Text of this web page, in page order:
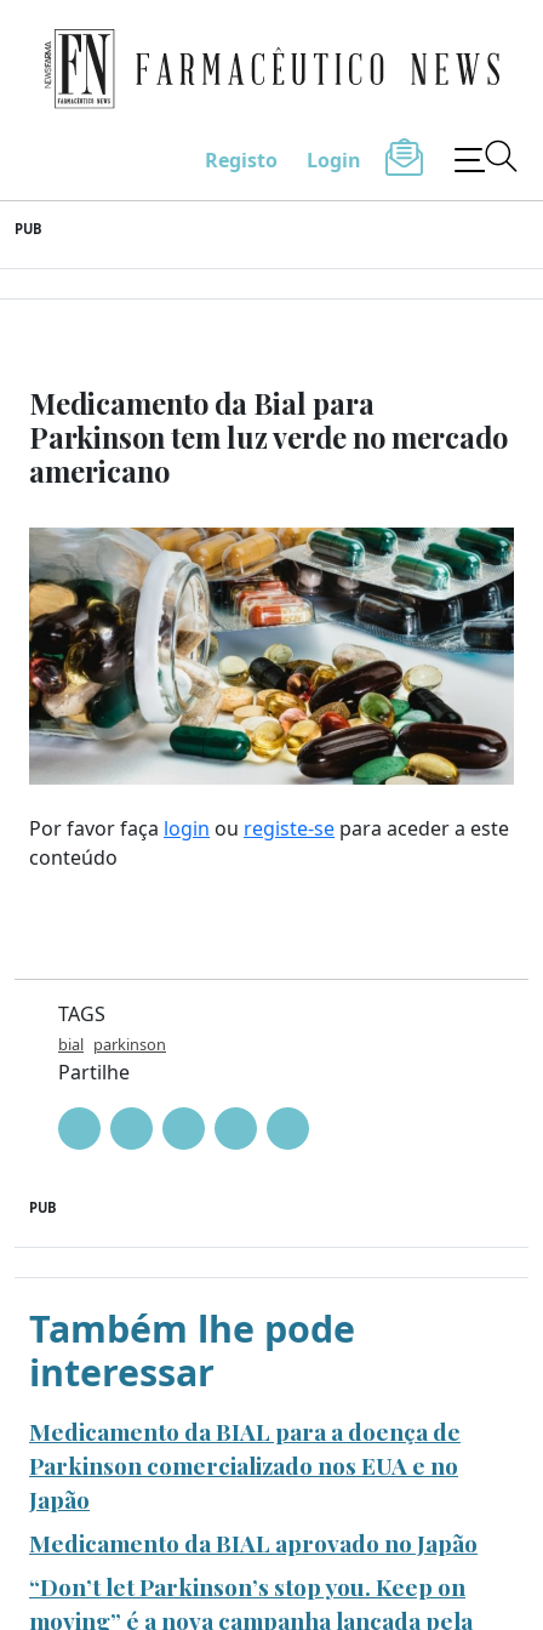
to
content
Farmacêutico News
Registo Login
PUB
Medicamento da Bial para
Parkinson tem luz verde no mercado
americano
Por favor faça login ou registe-se para aceder a este
conteúdo
TAGS
bial parkinson
Partilhe
PUB
Também lhe pode
interessar
Medicamento da BIAL para a doença de
Parkinson comercializado nos EUA e no
Japão
Medicamento da BIAL aprovado no Japão
“Don’t let Parkinson’s stop you. Keep on
moving” é a nova campanha lançada pela